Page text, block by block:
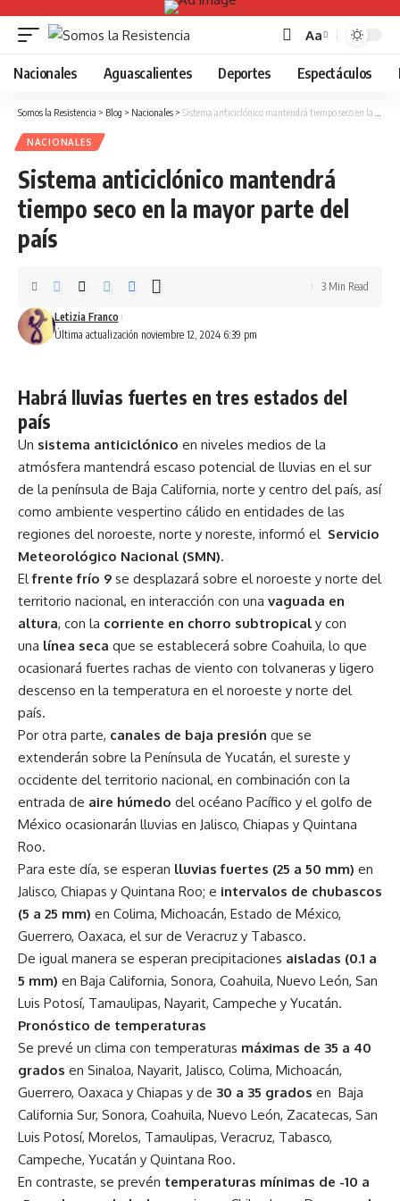
Font
Resizer
Aa
Nacionales Aguascalientes Deportes Espectáculos
Somos la Resistencia > Blog > Nacionales > Sistema anticiclónico mantendrá tiempo seco en la mayor parte del país
NACIONALES
Sistema anticiclónico mantendrá
tiempo seco en la mayor parte del
país
Última actualización noviembre 12, 2024 6:39 pm
Letizia Franco
3 Min Read
Habrá lluvias fuertes en tres estados del
país
Un sistema anticiclónico en niveles medios de la
atmósfera mantendrá escaso potencial de lluvias en el sur
de la península de Baja California, norte y centro del país, así
como ambiente vespertino cálido en entidades de las
regiones del noroeste, norte y noreste, informó el Servicio
Meteorológico Nacional (SMN).
Elfrente frío 9 se desplazará sobre el noroeste y norte del
territorio nacional, en interacción con una vaguada en
altura, con la corriente en chorro subtropical y con
una línea seca que se establecerá sobre Coahuila, lo que
ocasionará fuertes rachas de viento con tolvaneras y ligero
descenso en la temperatura en el noroeste y norte del
país.
Por otra parte, canales de baja presión que se
extenderán sobre la Península de Yucatán, el sureste y
occidente del territorio nacional, en combinación con la
entrada de aire húmedo del océano Pacífico y el golfo de
México ocasionarán lluvias en Jalisco, Chiapas y Quintana
Roo.
Para este día, se esperan lluvias fuertes (25 a 50 mm) en
Jalisco, Chiapas y Quintana Roo; e intervalos de chubascos
(5 a 25 mm) en Colima, Michoacán, Estado de México,
Guerrero, Oaxaca, el sur de Veracruz y Tabasco.
De igual manera se esperan precipitaciones aisladas (0.1 a
5 mm) en Baja California, Sonora, Coahuila, Nuevo León, San
Luis Potosí, Tamaulipas, Nayarit, Campeche y Yucatán.
Pronóstico de temperaturas
Se prevé un clima con temperaturas máximas de 35 a 40
grados en Sinaloa, Nayarit, Jalisco, Colima, Michoacán,
Guerrero, Oaxaca y Chiapas y de 30 a 35 grados en Baja
California Sur, Sonora, Coahuila, Nuevo León, Zacatecas, San
Luis Potosí, Morelos, Tamaulipas, Veracruz, Tabasco,
Campeche, Yucatán y Quintana Roo.
En contraste, se prevén temperaturas mínimas de -10 a